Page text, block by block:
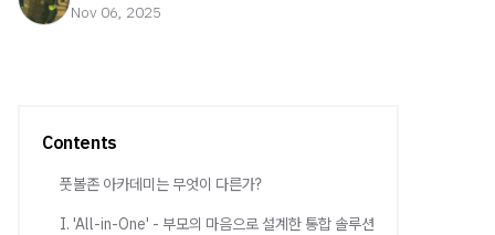
Nov 06, 2025
Contents
풋볼존 아카데미는 무엇이 다른가?
I. 'All-in-One' - 부모의 마음으로 설계한 통합 솔루션